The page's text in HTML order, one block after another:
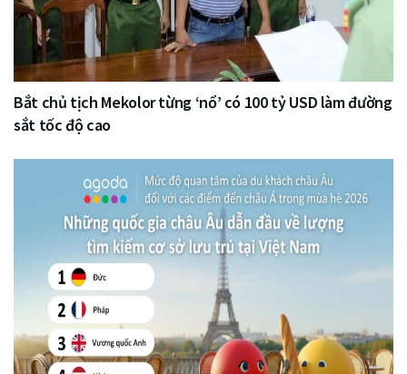
Bắt chủ tịch Mekolor từng ‘nổ’ có 100 tỷ USD làm đường
sắt tốc độ cao